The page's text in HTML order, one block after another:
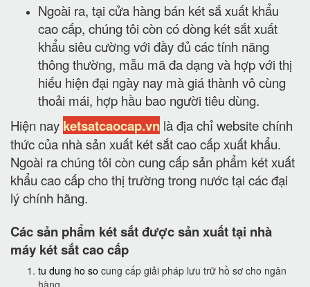
Ngoài ra, tại cửa hàng bán két sắ xuất khẩu
cao cấp, chúng tôi còn có dòng két sắt xuất
khẩu siêu cường với đầy đủ các tính năng
thông thường, mẫu mã đa dạng và hợp với thị
hiếu hiện đại ngày nay mà giá thành vô cùng
thoải mái, hợp hầu bao người tiêu dùng.
Hiện nay ketsatcaocap.vn là địa chỉ website chính
thức của nhà sản xuất két sắt cao cấp xuất khẩu.
Ngoài ra chúng tôi còn cung cấp sản phẩm két xuất
khẩu cao cấp cho thị trường trong nước tại các đại
lý chính hãng.
Các sản phẩm két sắt được sản xuất tại nhà
máy két sắt cao cấp
tu dung ho so cung cấp giải pháp lưu trữ hồ sơ cho ngân
hàng